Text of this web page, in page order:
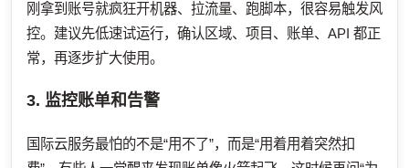
刚拿到账号就疯狂开机器、拉流量、跑脚本，很容易触发风
控。建议先低速试运行，确认区域、项目、账单、API 都正
常，再逐步扩大使用。
3. 监控账单和告警
国际云服务最怕的不是“用不了”，而是“用着用着突然扣